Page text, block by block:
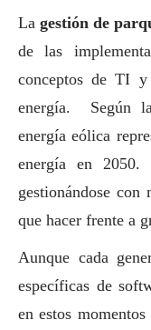
La gestión de
de las
conceptos de TI
energía. Según
energía eólica
energía en 2050.
gestionándose con
que hacer frente a
Aunque cada
específicas de
en estos